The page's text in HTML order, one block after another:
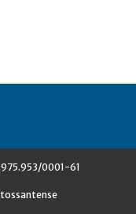
0001-61